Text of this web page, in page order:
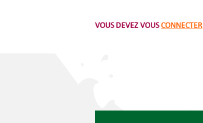
VOUS DEVEZ VOUSCONNECTER